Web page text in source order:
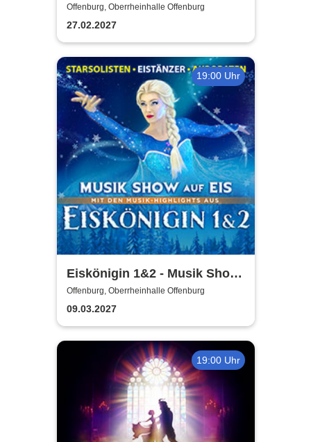
Moves. Die Show.
Offenburg, Oberrheinhalle Offenburg
27.02.2027
19:00 Uhr
Eiskönigin 1&2 - Musik Show
auf Eis
Offenburg, Oberrheinhalle Offenburg
09.03.2027
19:00 Uhr